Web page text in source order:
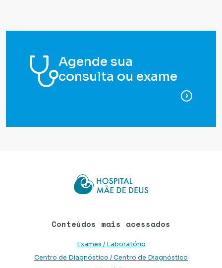
Agende sua
consulta ou exame
para
Conteúdos mais acessados
Exames / Laboratório
Centro de Diagnóstico / Centro de Diagnóstico